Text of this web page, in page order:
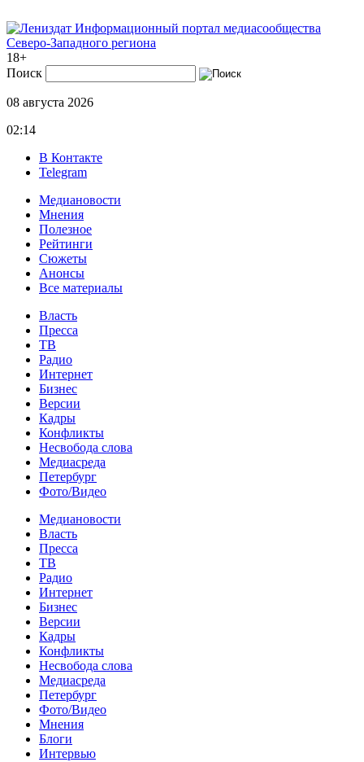
Информационный портал медиасообщества
Северо-Западного региона
18+
Поиск
08 августа 2026
02:14
В Контакте
Telegram
Медиановости
Мнения
Полезное
Рейтинги
Сюжеты
Анонсы
Все материалы
Власть
Пресса
ТВ
Радио
Интернет
Бизнес
Версии
Кадры
Конфликты
Несвобода слова
Медиасреда
Петербург
Фото/Видео
Медиановости
Власть
Пресса
ТВ
Радио
Интернет
Бизнес
Версии
Кадры
Конфликты
Несвобода слова
Медиасреда
Петербург
Фото/Видео
Мнения
Блоги
Интервью